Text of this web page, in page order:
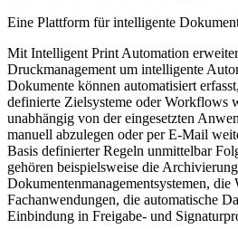
Eine Plattform für intelligente
Mit Intelligent Print Automation
Druckmanagement um intelligente
Dokumente können automatisiert
definierte Zielsysteme oder Workflows
unabhängig von der eingesetzten
manuell abzulegen oder per E-Mail
Basis definierter Regeln unmittelbar
gehören beispielsweise die
Dokumentenmanagementsystemen, die
Fachanwendungen, die automatische
Einbindung in Freigabe- und